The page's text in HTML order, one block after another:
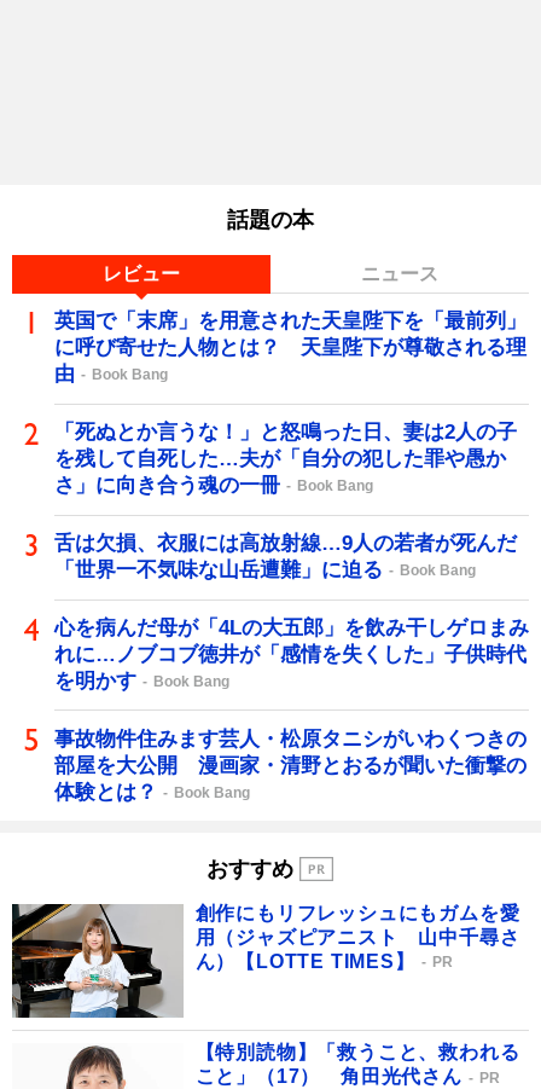
話題の本
レビュー ニュース
英国で「末席」を用意された天皇陛下を「最前列」
に呼び寄せた人物とは？ 天皇陛下が尊敬される理
由
Book Bang
「死ぬとか言うな！」と怒鳴った日、妻は2人の子
を残して自死した…夫が「自分の犯した罪や愚か
さ」に向き合う魂の一冊
Book Bang
舌は欠損、衣服には高放射線…9人の若者が死んだ
「世界一不気味な山岳遭難」に迫る
Book Bang
心を病んだ母が「4Lの大五郎」を飲み干しゲロまみ
れに…ノブコブ徳井が「感情を失くした」子供時代
を明かす
Book Bang
事故物件住みます芸人・松原タニシがいわくつきの
部屋を大公開 漫画家・清野とおるが聞いた衝撃の
体験とは？
Book Bang
おすすめ
創作にもリフレッシュにもガムを愛
用（ジャズピアニスト 山中千尋さ
ん）【LOTTE TIMES】
PR
【特別読物】「救うこと、救われる
こと」（17） 角田光代さん
PR